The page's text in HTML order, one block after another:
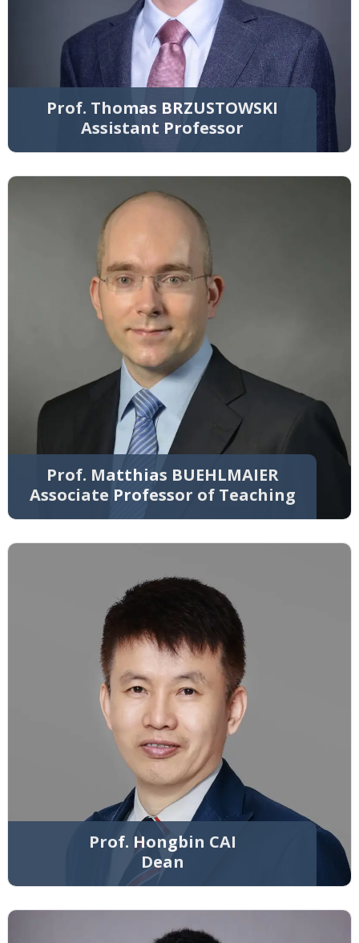
Prof. Thomas BRZUSTOWSKI
Assistant Professor
Prof. Matthias BUEHLMAIER
Associate Professor of Teaching
Prof. Hongbin CAI
Dean